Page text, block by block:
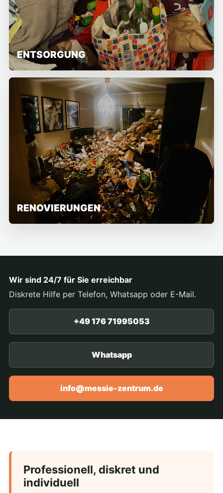
ENTSORGUNG
RENOVIERUNGEN
Wir sind 24/7 für Sie erreichbar
Diskrete Hilfe per Telefon, Whatsapp oder E-Mail.
+49 176 71995053
Whatsapp
info@messie-zentrum.de
Professionell, diskret und
individuell